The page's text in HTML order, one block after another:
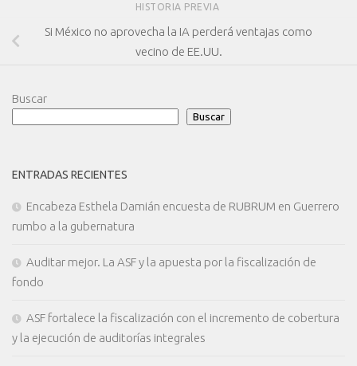
HISTORIA PREVIA
Si México no aprovecha la IA perderá ventajas como
vecino de EE.UU.
Buscar
Buscar
ENTRADAS RECIENTES
Encabeza Esthela Damián encuesta de RUBRUM en Guerrero
rumbo a la gubernatura
Auditar mejor. La ASF y la apuesta por la fiscalización de
fondo
ASF fortalece la fiscalización con el incremento de cobertura
y la ejecución de auditorías integrales